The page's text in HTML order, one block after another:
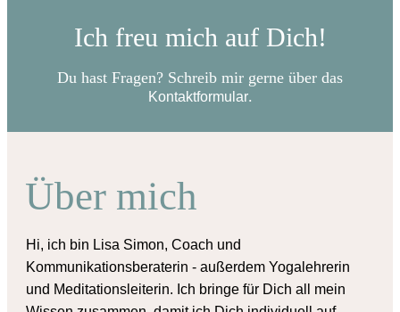
Ich freu mich auf Dich!
Du hast Fragen? Schreib mir gerne über das
Kontaktformular.
Über mich
Hi, ich bin Lisa Simon, Coach und
Kommunikationsberaterin - außerdem Yogalehrerin
und Meditationsleiterin. Ich bringe für Dich all mein